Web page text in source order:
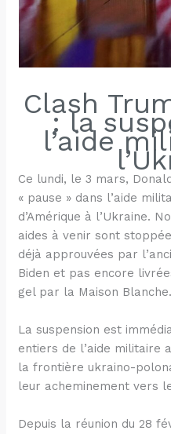
Clash
: la
l’aide
Ce lundi, le 3 mars,
« pause » dans l’aide
d’Amérique à l’Ukraine.
aides à venir sont
déjà approuvées par
Biden et pas encore
gel par la Maison Blanche.
La suspension est
entiers de l’aide militaire
la frontière ukraino-
leur acheminement vers
Depuis la réunion du 28